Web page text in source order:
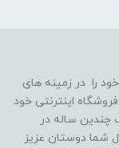
مالمیر از سال 1388 فعالیت خود را در زمینه های
فروش و تعمیرات تخصصی ابزار آغاز و سال 1401 فروشگاه اینترنتی خود
چندین ساله در
شما دوستان عزیز